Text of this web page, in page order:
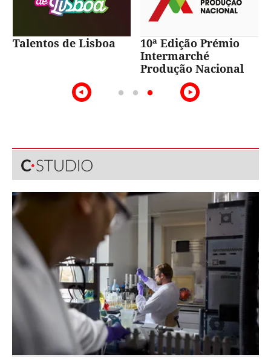
Talentos de Lisboa
10ª Edição Prémio
Intermarché
Produção Nacional